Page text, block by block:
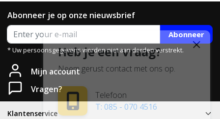
Abonneer je op onze nieuwsbrief
Abonneer
* Uw persoonsgegevens worden niet aan derden verstrekt.
Mijn account
Vragen?
Klantenservice
Heb je een vraag?
Neem gerust contact met ons op.
Telefoon
T: 085 - 070 4516